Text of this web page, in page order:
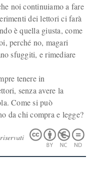
noi continuiamo a fare
dei lettori ci farà
è quella giusta, come
perché no, magari
sfuggiti, e rimediare
tenere in
senza avere la
Come si può
da chi compra e legge?